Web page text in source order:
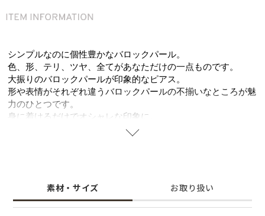
シンプルなのに個性豊かなバロックパール。
色、形、テリ、ツヤ、全てがあなただけの一点ものです。
大振りのバロックパールが印象的なピアス。
形や表情がそれぞれ違うバロックパールの不揃いなところが魅
力のひとつです。
身に着けるだけでオシャレな印象に。
します。二つとして同じものがない価値は、一つの魅力として
お楽しみいただけます。
素材・サイズ お取り扱い